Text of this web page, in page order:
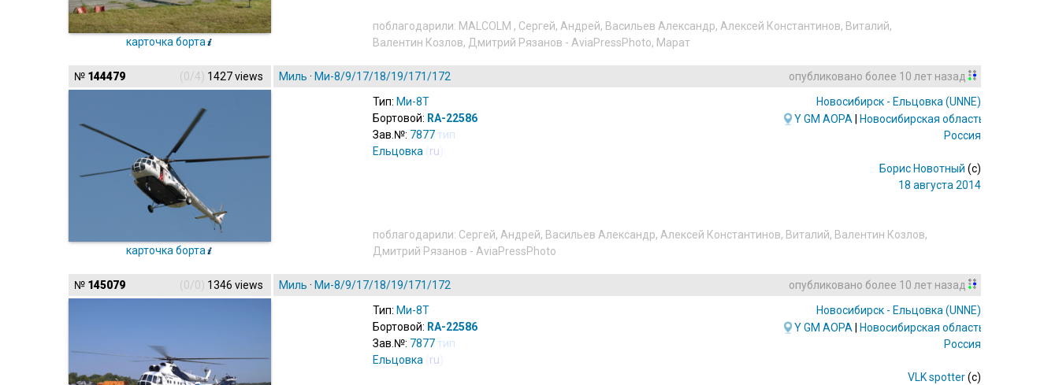
карточка борта
поблагодарили: MALCOLM , Сергей, Андрей, Васильев Александр, Алексей Константинов, Виталий,
Валентин Козлов, Дмитрий Рязанов - AviaPressPhoto, Марат
№ 144479 (0/4) 1427 views Миль · Ми-8/9/17/18/19/171/172 опубликовано более 10 лет назад
карточка борта
Тип: Ми-8Т
Бортовой: RA-22586
Зав.№: 7877тип
Ельцовка
ru
Новосибирск - Ельцовка (UNNE)
Y GM AOPA
Новосибирская область
Россия
Борис Новотный (c)
18 августа 2014
поблагодарили: Сергей, Андрей, Васильев Александр, Алексей Константинов, Виталий, Валентин Козлов,
Дмитрий Рязанов - AviaPressPhoto
№ 145079 (0/0) 1346 views Миль · Ми-8/9/17/18/19/171/172 опубликовано более 10 лет назад
Тип: Ми-8Т
Бортовой: RA-22586
Зав.№: 7877тип
Ельцовка
ru
Новосибирск - Ельцовка (UNNE)
Y GM AOPA
Новосибирская область
Россия
VLK spotter(c)